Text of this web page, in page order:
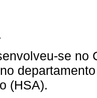
se no
(HSA).